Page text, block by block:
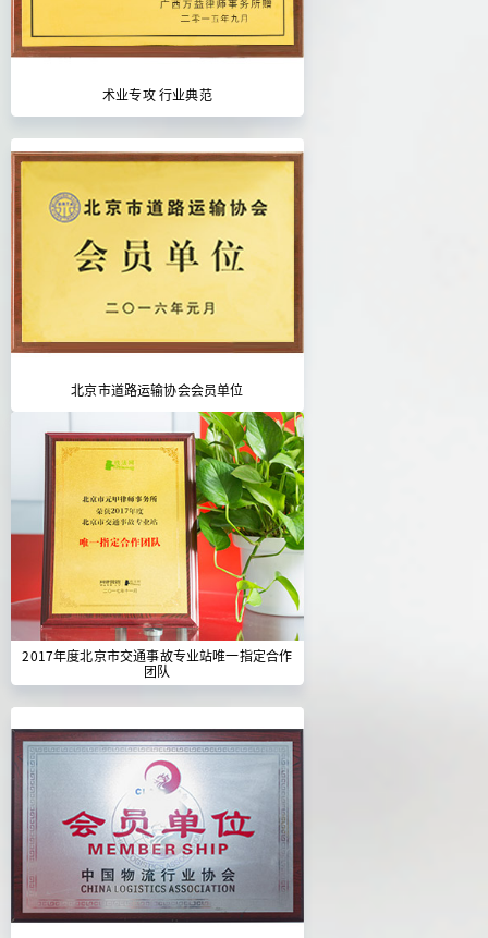
术业专攻 行业典范
北京市道路运输协会会员单位
2017年度北京市交通事故专业站唯一指定合作
团队